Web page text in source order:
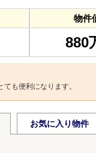
物件
880
も便利になります。
お気に入り物件